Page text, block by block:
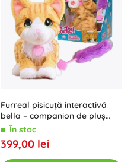
Furreal pisicuță interactivă
bella – companion de pluș
pentru joacă 30 cm
În stoc
399,00 lei